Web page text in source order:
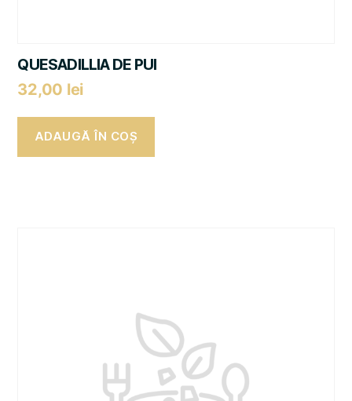
QUESADILLIA DE PUI
32,00 lei
ADAUGĂ ÎN COȘ